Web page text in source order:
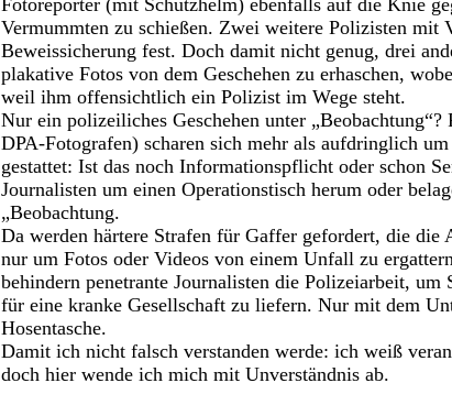
Fotoreporter (mit Schutzhelm) ebenfalls auf die Knie
Vermummten zu schießen. Zwei weitere Polizisten mit
Beweissicherung fest. Doch damit nicht genug, drei
plakative Fotos von dem Geschehen zu erhaschen,
weil ihm offensichtlich ein Polizist im Wege steht.
Nur ein polizeiliches Geschehen unter
DPA-Fotografen) scharen sich mehr als aufdringlich
gestattet: Ist das noch Informationspflicht oder schon
Journalisten um einen Operationstisch herum oder
„Beobachtung.
Da werden härtere Strafen für Gaffer gefordert, die
nur um Fotos oder Videos von einem Unfall zu
behindern penetrante Journalisten die Polizeiarbeit,
für eine kranke Gesellschaft zu liefern. Nur mit dem
Hosentasche.
Damit ich nicht falsch verstanden werde: ich weiß
doch hier wende ich mich mit Unverständnis ab.